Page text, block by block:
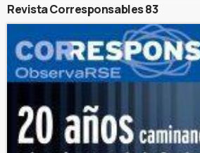
Revista Corresponsables 83